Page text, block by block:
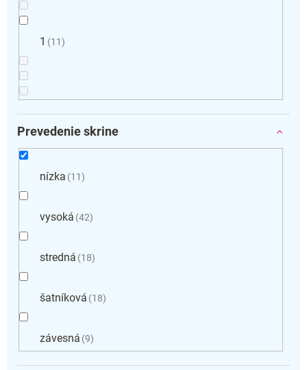
1 11
Prevedenie skrine
nízka 11
vysoká 42
stredná 18
šatníková 18
závesná 9